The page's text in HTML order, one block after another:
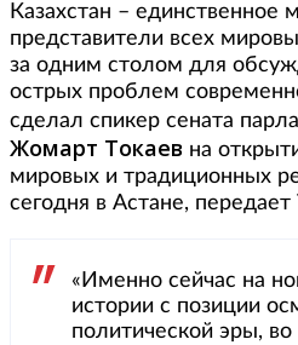
Казахстан – единственное
представители всех
за одним столом для
острых проблем
сделал спикер сената
Жомарт Токаев на
мировых и традиционных
сегодня в Астане, передает
«Именно сейчас на
истории с позиции
политической эры, во